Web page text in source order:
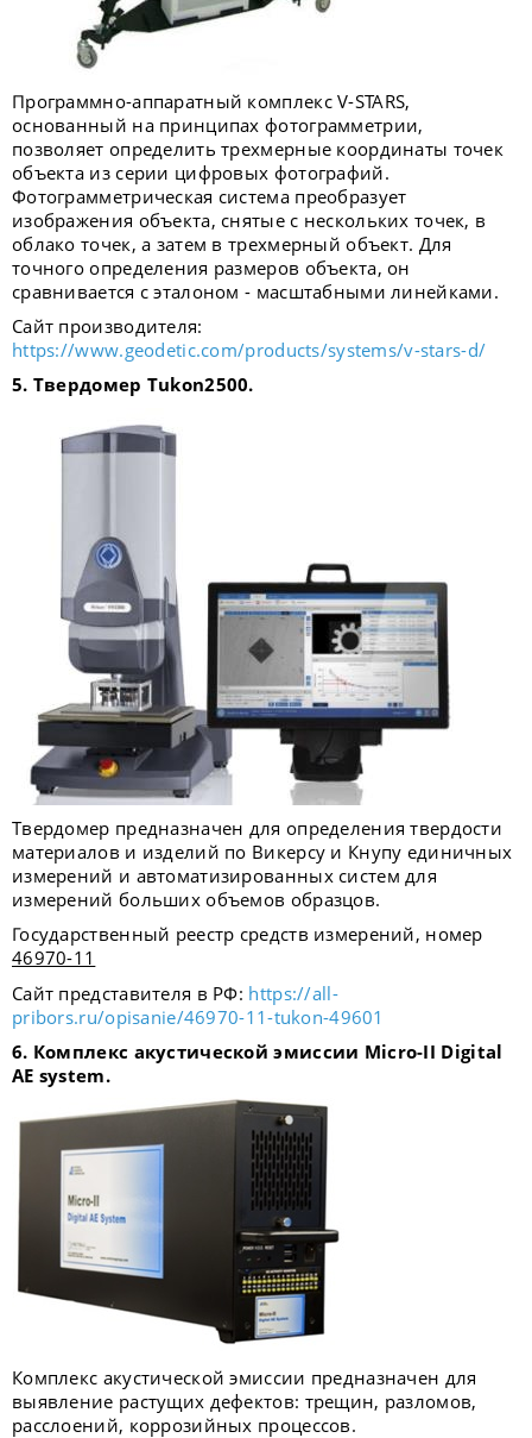
Программно-аппаратный комплекс V-STARS,
основанный на принципах фотограмметрии,
позволяет определить трехмерные координаты точек
объекта из серии цифровых фотографий.
Фотограмметрическая система преобразует
изображения объекта, снятые с нескольких точек, в
облако точек, а затем в трехмерный объект. Для
точного определения размеров объекта, он
сравнивается с эталоном - масштабными линейками.
Сайт производителя:
https://www.geodetic.com/products/systems/v-stars-d/
5. Твердомер Tukon2500.
Твердомер предназначен для определения твердости
материалов и изделий по Викерсу и Кнупу единичных
измерений и автоматизированных систем для
измерений больших объемов образцов.
Государственный реестр средств измерений, номер
46970-11
Сайт представителя в РФ: https://all-
pribors.ru/opisanie/46970-11-tukon-49601
6. Комплекс акустической эмиссии Micro-II Digital
AE system.
Комплекс акустической эмиссии предназначен для
выявление растущих дефектов: трещин, разломов,
расслоений, коррозийных процессов.